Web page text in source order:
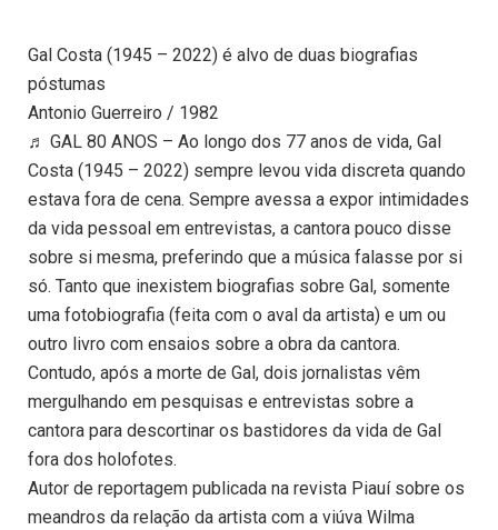
Gal Costa (1945 – 2022) é alvo de duas biografias
póstumas
Antonio Guerreiro / 1982
♬ GAL 80 ANOS – Ao longo dos 77 anos de vida, Gal
Costa (1945 – 2022) sempre levou vida discreta quando
estava fora de cena. Sempre avessa a expor intimidades
da vida pessoal em entrevistas, a cantora pouco disse
sobre si mesma, preferindo que a música falasse por si
só. Tanto que inexistem biografias sobre Gal, somente
uma fotobiografia (feita com o aval da artista) e um ou
outro livro com ensaios sobre a obra da cantora.
Contudo, após a morte de Gal, dois jornalistas vêm
mergulhando em pesquisas e entrevistas sobre a
cantora para descortinar os bastidores da vida de Gal
fora dos holofotes.
Autor de reportagem publicada na revista Piauí sobre os
meandros da relação da artista com a viúva Wilma